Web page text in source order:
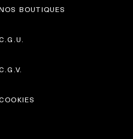
BOUTIQUES
C.G.U.
C.G.V.
COOKIES